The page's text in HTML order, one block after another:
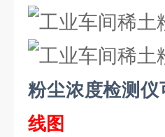
粉尘浓度检测
线图